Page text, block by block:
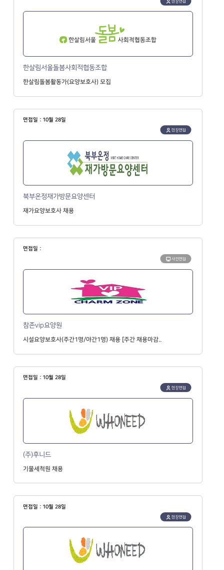
한살림서울돌봄사회적협동조합
한살림돌봄활동가(요양보호사) 모집
면접일 : 10월 28일
현장면접
북부온정재가방문요양센터
재가요양보호사 채용
면접일 :
사전면접
참존vip요양원
시설요양보호사(주간1명/야간1명) 채용 [주간 채용마감..
면접일 : 10월 28일
현장면접
(주)후니드
기물세척원 채용
면접일 : 10월 28일
현장면접